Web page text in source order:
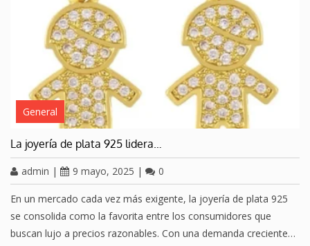
General
La joyería de plata 925 lidera…
admin | 9 mayo, 2025 | 0
En un mercado cada vez más exigente, la joyería de plata 925
se consolida como la favorita entre los consumidores que
buscan lujo a precios razonables. Con una demanda creciente…